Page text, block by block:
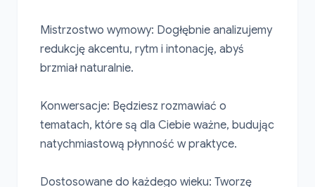
Mistrzostwo wymowy: Dogłębnie analizujemy
redukcję akcentu, rytm i intonację, abyś
brzmiał naturalnie.
Konwersacje: Będziesz rozmawiać o
tematach, które są dla Ciebie ważne, budując
natychmiastową płynność w praktyce.
Dostosowane do każdego wieku: Tworzę